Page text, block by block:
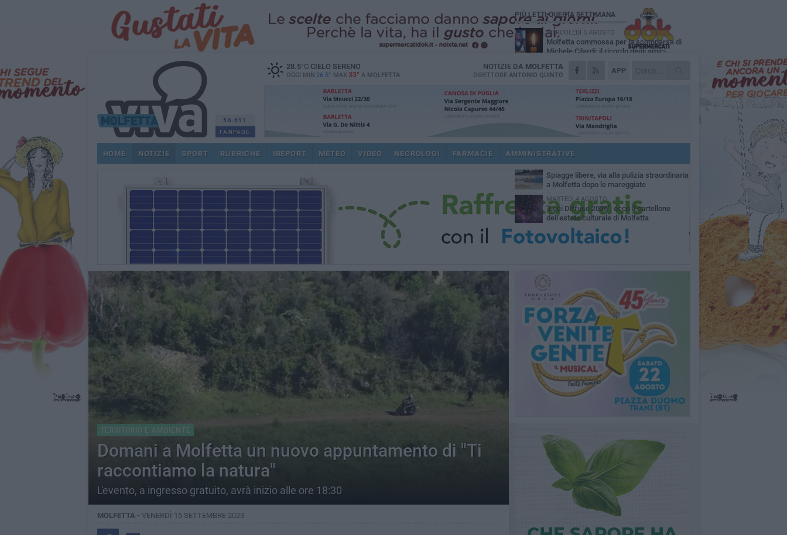
56.691
FANPAGE
28.5°CCIELO SERENO
OGGI MIN 26.5° MAX 33° A MOLFETTA
APP
NOTIZIE DA MOLFETTA
DIRETTORE ANTONIO QUINTO
HOME NOTIZIE SPORT RUBRICHE IREPORT METEO VIDEO NECROLOGI FARMACIE AMMINISTRATIVE
TERRITORIO E AMBIENTE
Domani a Molfetta un nuovo appuntamento di "Ti
raccontiamo la natura"
L'evento, a ingresso gratuito, avrà inizio alle ore 18:30
MOLFETTA - VENERDÌ 15 SETTEMBRE 2023
PIÙ LETTI QUESTA SETTIMANA
MERCOLEDÌ 5 AGOSTO
Molfetta commossa per la scomparsa di
Michele Cilardi: il ricordo degli amici
GIOVEDÌ 6 AGOSTO
Marittimo molfettese muore a bordo di un
GIOVEDÌ 6 AGOSTO
maestra della sartoria molfettese
MERCOLEDÌ 5 AGOSTO
Multiservizi, nominato il nuovo Consiglio di
Amministrazione
VENERDÌ 7 AGOSTO
Spiagge libere, via alla pulizia straordinaria
a Molfetta dopo le mareggiate
MARTEDÌ 4 AGOSTO
"Luci Diffuse 2026", ecco il cartellone
dell'estate culturale di Molfetta